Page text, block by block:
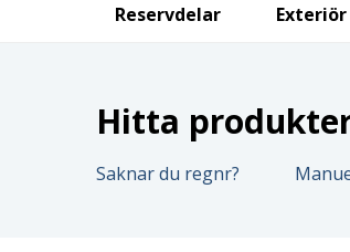
Reservdelar Exteriör
Hitta
Saknar du regnr?